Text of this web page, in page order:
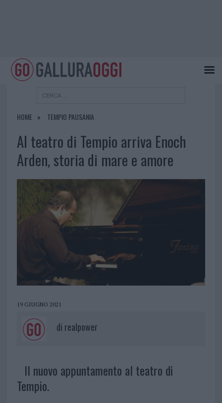
HOME TEMPIO PAUSANIA
Al teatro di Tempio arriva Enoch
Arden, storia di mare e amore
19 GIUGNO 2021
di realpower
Il nuovo appuntamento al teatro di
Tempio.